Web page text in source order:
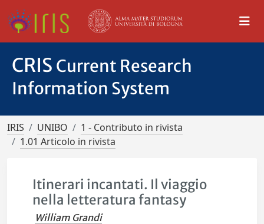
CRIS Current Research
Information System
IRIS UNIBO
1 - Contributo in rivista
1.01 Articolo in rivista
Itinerari incantati. Il viaggio
nella letteratura fantasy
William Grandi